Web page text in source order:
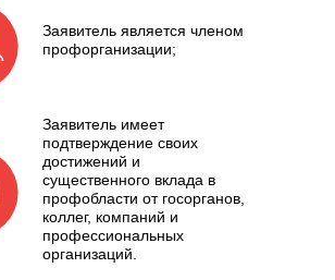
Заявитель является членом
профорганизации;
Заявитель имеет
подтверждение своих
достижений и
существенного вклада в
профобласти от госорганов,
коллег, компаний и
профессиональных
организаций.